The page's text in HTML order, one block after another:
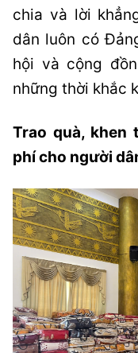
chia và lời
dân luôn có
hội và cộng
những thời khắc
Trao quà, khen
phí cho người